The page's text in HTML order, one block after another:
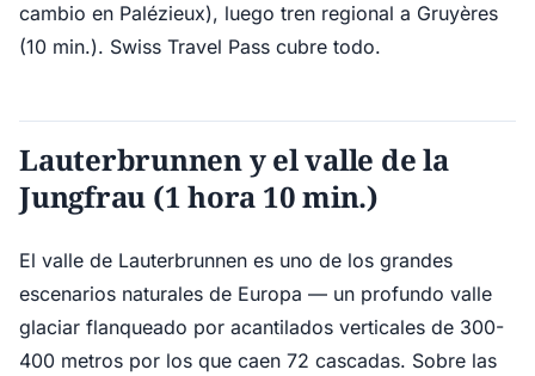
cambio en Palézieux), luego tren regional a Gruyères
(10 min.). Swiss Travel Pass cubre todo.
Lauterbrunnen y el valle de la
Jungfrau (1 hora 10 min.)
El valle de Lauterbrunnen es uno de los grandes
escenarios naturales de Europa — un profundo valle
glaciar flanqueado por acantilados verticales de 300-
400 metros por los que caen 72 cascadas. Sobre las